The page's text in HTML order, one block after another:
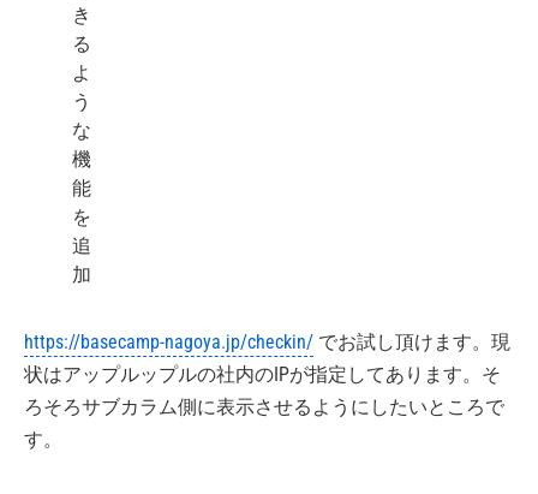
き
る
よ
う
な
機
能
を
追
加
https://basecamp-nagoya.jp/checkin/ でお試し頂けます。現
状はアップルップルの社内のIPが指定してあります。そ
ろそろサブカラム側に表示させるようにしたいところで
す。